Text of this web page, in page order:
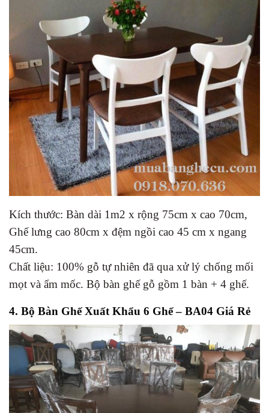
Kích thước: Bàn dài 1m2 x rộng 75cm x cao 70cm,
Ghế lưng cao 80cm x đệm ngồi cao 45 cm x ngang
45cm.
Chất liệu: 100% gỗ tự nhiên đã qua xử lý chống mối
mọt và ẩm mốc. Bộ bàn ghế gỗ gồm 1 bàn + 4 ghế.
4. Bộ Bàn Ghế Xuất Khẩu 6 Ghế – BA04 Giá Rẻ